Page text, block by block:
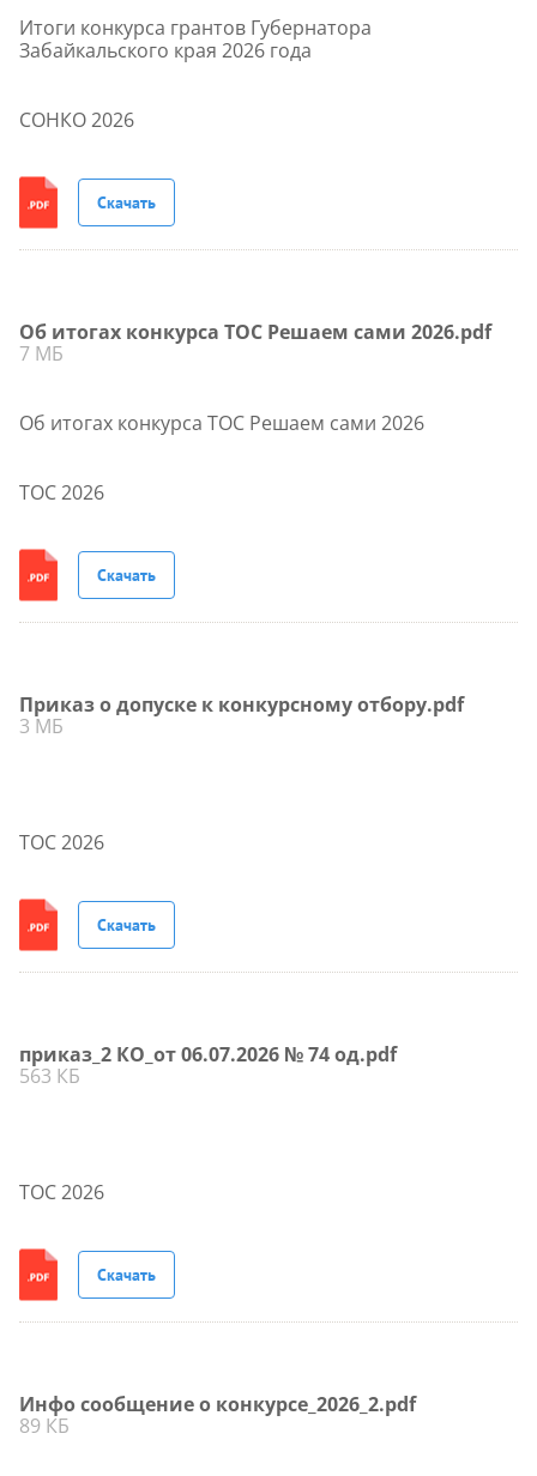
Итоги конкурса грантов Губернатора
Забайкальского края 2026 года
СОНКО 2026
Скачать
Об итогах конкурса ТОС Решаем сами 2026.pdf
7 МБ
Об итогах конкурса ТОС Решаем сами 2026
ТОС 2026
Скачать
Приказ о допуске к конкурсному отбору.pdf
3 МБ
ТОС 2026
Скачать
приказ_2 КО_от 06.07.2026 № 74 од.pdf
563 КБ
ТОС 2026
Скачать
Инфо сообщение о конкурсе_2026_2.pdf
89 КБ